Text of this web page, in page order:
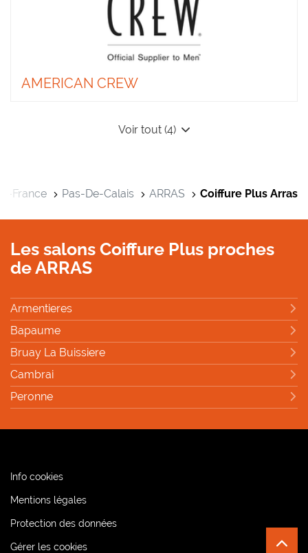
AMERICAN CREW
Voir tout (4)
France Pas-De-Calais ARRAS Coiffure Plus Arras
Les salons Coiffure Plus proches
de ARRAS
Armentieres
Bapaume
Bruay La Buissiere
Cambrai
Peronne
Info cookies(ouvre
une
fenêtre)
Mentions légales(ouvre
une
Protection des données(ouvre
Gérer les cookies